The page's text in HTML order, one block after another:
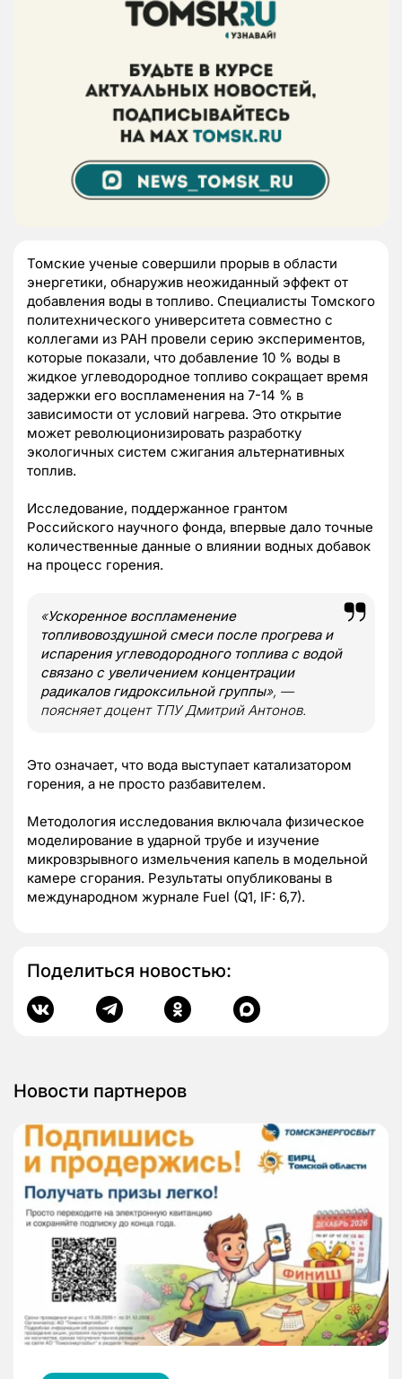
Томские ученые совершили прорыв в области
энергетики, обнаружив неожиданный эффект от
добавления воды в топливо. Специалисты Томского
политехнического университета совместно с
коллегами из РАН провели серию экспериментов,
которые показали, что добавление 10 % воды в
жидкое углеводородное топливо сокращает время
задержки его воспламенения на 7-14 % в
зависимости от условий нагрева. Это открытие
может революционизировать разработку
экологичных систем сжигания альтернативных
топлив.
Исследование, поддержанное грантом
Российского научного фонда, впервые дало точные
количественные данные о влиянии водных добавок
на процесс горения.
«Ускоренное воспламенение
топливовоздушной смеси после прогрева и
испарения углеводородного топлива с водой
связано с увеличением концентрации
радикалов гидроксильной группы», —
поясняет доцент ТПУ Дмитрий Антонов.
Это означает, что вода выступает катализатором
горения, а не просто разбавителем.
Методология исследования включала физическое
моделирование в ударной трубе и изучение
микровзрывного измельчения капель в модельной
камере сгорания. Результаты опубликованы в
международном журнале Fuel (Q1, IF: 6,7).
Поделиться новостью:
Новости партнеров